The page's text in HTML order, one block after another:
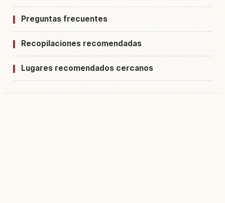
Preguntas frecuentes
Recopilaciones recomendadas
Lugares recomendados cercanos